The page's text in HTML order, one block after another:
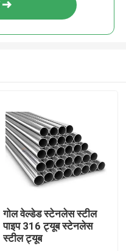
गोल वेल्डेड स्टेनलेस स्टील
पाइप 316 ट्यूब स्टेनलेस
स्टील ट्यूब